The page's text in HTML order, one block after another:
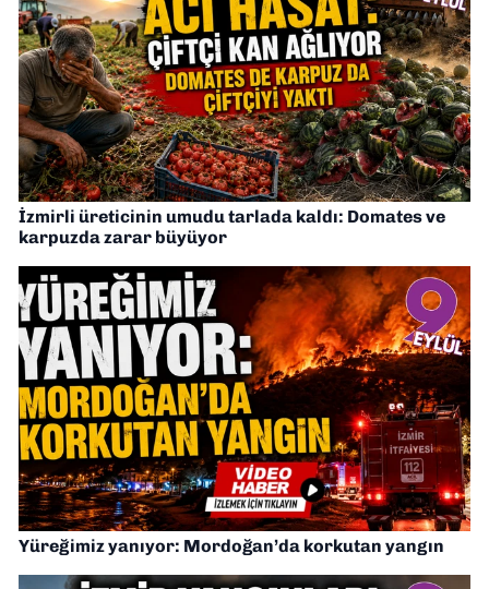
İzmirli üreticinin umudu tarlada kaldı: Domates ve
karpuzda zarar büyüyor
Yüreğimiz yanıyor: Mordoğan’da korkutan yangın